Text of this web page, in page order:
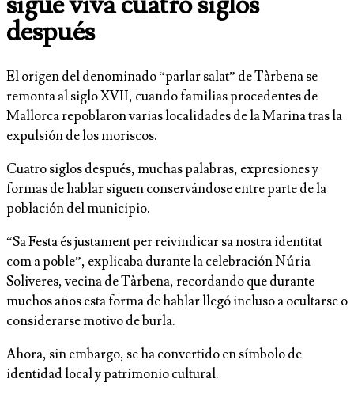
después
El origen del denominado “parlar salat” de Tàrbena se
remonta al siglo XVII, cuando familias procedentes de
Mallorca repoblaron varias localidades de la Marina tras la
expulsión de los moriscos.
Cuatro siglos después, muchas palabras, expresiones y
formas de hablar siguen conservándose entre parte de la
población del municipio.
“Sa Festa és justament per reivindicar sa nostra identitat
com a poble”, explicaba durante la celebración Núria
Soliveres, vecina de Tàrbena, recordando que durante
muchos años esta forma de hablar llegó incluso a ocultarse o
considerarse motivo de burla.
Ahora, sin embargo, se ha convertido en símbolo de
identidad local y patrimonio cultural.